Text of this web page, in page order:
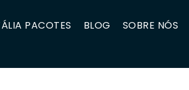
PACOTES BLOG SOBRE NÓS